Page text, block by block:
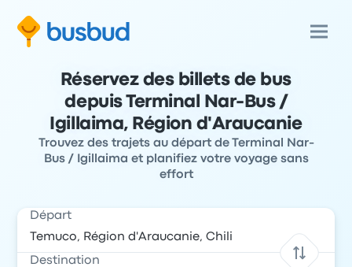
Réservez des billets de bus
depuis Terminal Nar-Bus /
Igillaima, Région d'Araucanie
Trouvez des trajets au départ de Terminal Nar-
Bus / Igillaima et planifiez votre voyage sans
effort
Départ
Destination